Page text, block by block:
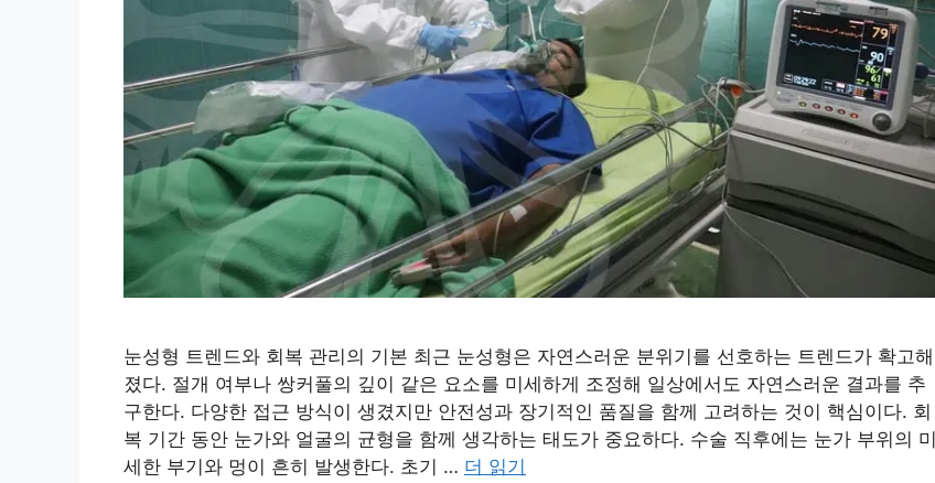
눈성형 트렌드와 회복 관리의 기본 최근 눈성형은 자연스러운 분위기를 선호하는 트렌드가 확고해
졌다. 절개 여부나 쌍커풀의 깊이 같은 요소를 미세하게 조정해 일상에서도 자연스러운 결과를 추
구한다. 다양한 접근 방식이 생겼지만 안전성과 장기적인 품질을 함께 고려하는 것이 핵심이다. 회
복 기간 동안 눈가와 얼굴의 균형을 함께 생각하는 태도가 중요하다. 수술 직후에는 눈가 부위의 미
세한 부기와 멍이 흔히 발생한다. 초기 … 더 읽기